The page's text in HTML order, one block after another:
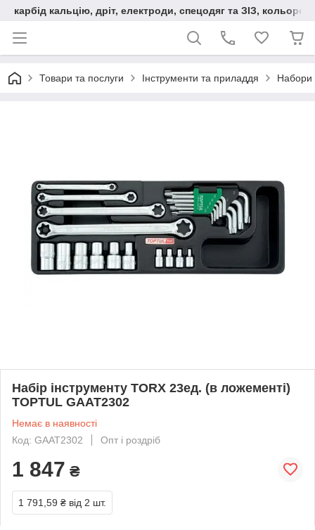
карбід кальцію, дріт, електроди, спецодяг та ЗІЗ,
Товари та послуги Інструменти та приладдя Набори
Набір інструменту TORX 23ед. (в ложементі)
TOPTUL GAAT2302
Немає в наявності
Код: GAAT2302
Опт і роздріб
1 847 ₴
1 791,59 ₴ від 2 шт.